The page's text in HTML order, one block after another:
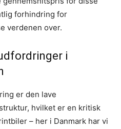
forhindring for
verdenen over.
i
er den lave
hvilket er en kritisk
– her i Danmark har vi